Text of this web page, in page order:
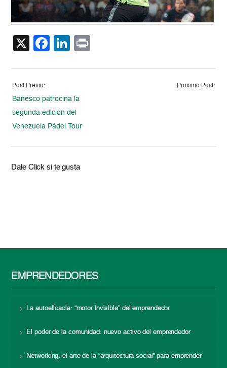
X Facebook
LinkedIn
Post Previo:
Banesco patrocina la
segunda edición del
Venezuela Pádel Tour
Proximo Post:
Dale Click si te gusta
EMPRENDEDORES
La autoeficacia: “motor invisible” del emprendedor
El poder de la comunidad: nuevo activo del emprendedor
Networking: el arte de la “arquitectura social” para emprender